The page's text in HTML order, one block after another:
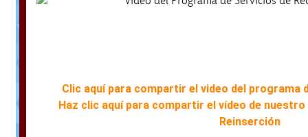
Clic aquí para compartir el video del programa
Haz clic aquí para compartir el vídeo de
Reinserción